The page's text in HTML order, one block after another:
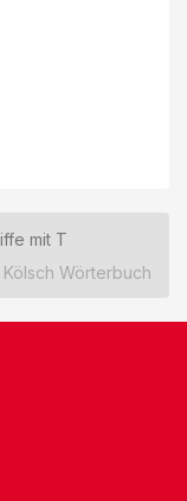
mit T
Wörterbuch